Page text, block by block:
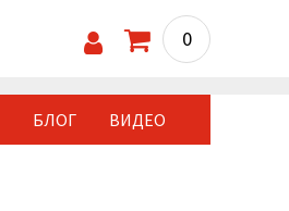
0
БЛОГ ВИДЕО